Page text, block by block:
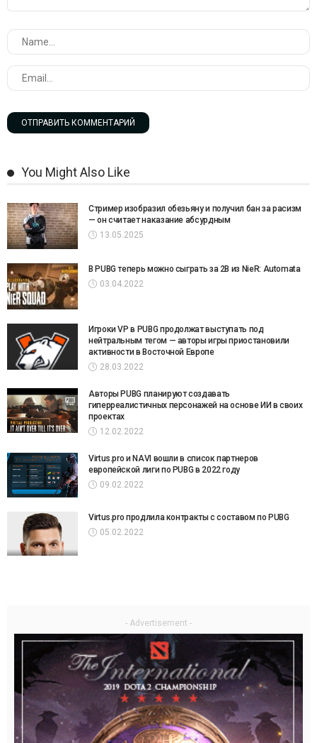
You Might Also Like
Стример изобразил обезьяну и получил бан за расизм
— он считает наказание абсурдным
13.05.2025
В PUBG теперь можно сыграть за 2B из NieR: Automata
03.04.2022
Игроки VP в PUBG продолжат выступать под
нейтральным тегом — авторы игры приостановили
активности в Восточной Европе
28.03.2022
Авторы PUBG планируют создавать
гиперреалистичных персонажей на основе ИИ в своих
проектах
12.02.2022
Virtus.pro и NAVI вошли в список партнеров
европейской лиги по PUBG в 2022 году
09.02.2022
Virtus.pro продлила контракты с составом по PUBG
05.02.2022
- Advertisement -